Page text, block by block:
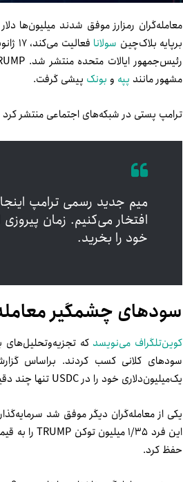
معامله‌گران رمزارز موفق شدند میلیون‌ها
بر‌پایه بلاک‌چین سولانا
مشهور مانند پپه و بونک پیشی گرفت.
ترامپ پستی در شبکه‌های اجتماعی منتشر
میم جدید رسمی ترامپ
خود را بخرید.
سودهای چشمگیر
کوین‌تلگراف می‌نویسد که
یک‌میلیون‌دلاری خود را در USDC تنها چند دقیقه پس‌از راه‌اندازی به بیش از ۲ میلیون دلار تبدیل کرد.
حفظ کرد.